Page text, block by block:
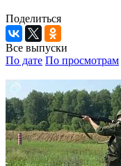
Поделиться
Все выпуски
По дате По просмотрам